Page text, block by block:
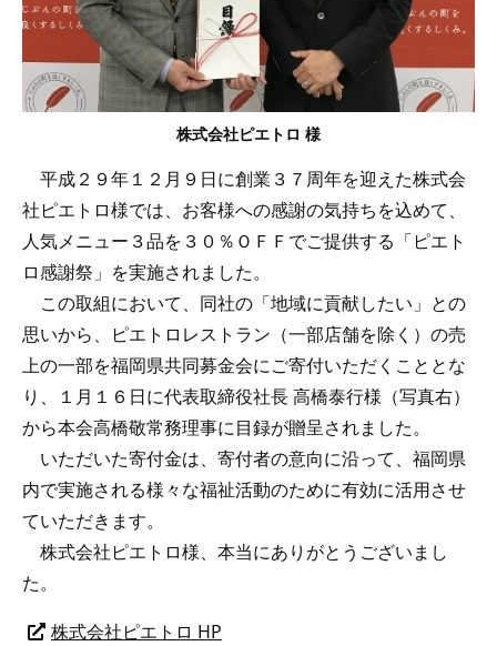
株式会社ピエトロ 様
平成２９年１２月９日に創業３７周年を迎えた株式会
社ピエトロ様では、お客様への感謝の気持ちを込めて、
人気メニュー３品を３０％ＯＦＦでご提供する「ピエト
ロ感謝祭」を実施されました。
この取組において、同社の「地域に貢献したい」との
思いから、ピエトロレストラン（一部店舗を除く）の売
上の一部を福岡県共同募金会にご寄付いただくこととな
り、１月１６日に代表取締役社長 高橋泰行様（写真右）
から本会高橋敬常務理事に目録が贈呈されました。
いただいた寄付金は、寄付者の意向に沿って、福岡県
内で実施される様々な福祉活動のために有効に活用させ
ていただきます。
株式会社ピエトロ様、本当にありがとうございまし
た。
株式会社ピエトロ HP